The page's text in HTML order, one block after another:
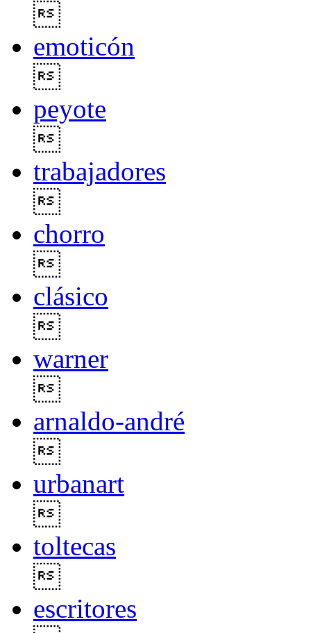
emoticón
peyote
trabajadores
chorro
clásico
warner
arnaldo-andré
urbanart
toltecas
escritores